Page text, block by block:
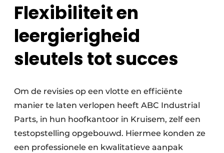
Flexibiliteit en
leergierigheid
sleutels tot succes
Om de revisies op een vlotte en efficiënte
manier te laten verlopen heeft ABC Industrial
Parts, in hun hoofkantoor in Kruisem, zelf een
testopstelling opgebouwd. Hiermee konden ze
een professionele en kwalitatieve aanpak